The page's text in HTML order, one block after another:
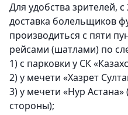
Для удобства зрителей,
доставка болельщиков
производиться с пяти
рейсами (шатлами) по
1) с парковки у СК
2) у мечети «Хазрет
3) у мечети «Нур
стороны);